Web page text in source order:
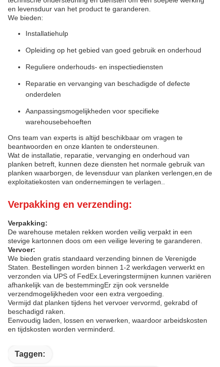
en levensduur van het product te garanderen.
We bieden:
Installatiehulp
Opleiding op het gebied van goed gebruik en onderhoud
Reguliere onderhouds- en inspectiediensten
Reparatie en vervanging van beschadigde of defecte
onderdelen
Aanpassingsmogelijkheden voor specifieke
warehousebehoeften
Ons team van experts is altijd beschikbaar om vragen te
beantwoorden en onze klanten te ondersteunen.
Wat de installatie, reparatie, vervanging en onderhoud van
planken betreft, kunnen deze diensten het normale gebruik van
planken waarborgen, de levensduur van planken verlengen,en de
exploitatiekosten van ondernemingen te verlagen..
Verpakking en verzending:
Verpakking:
De warehouse metalen rekken worden veilig verpakt in een
stevige kartonnen doos om een veilige levering te garanderen.
Vervoer:
We bieden gratis standaard verzending binnen de Verenigde
Staten. Bestellingen worden binnen 1-2 werkdagen verwerkt en
verzonden via UPS of FedEx.Leveringstermijnen kunnen variëren
afhankelijk van de bestemmingEr zijn ook versnelde
verzendmogelijkheden voor een extra vergoeding.
Vermijd dat planken tijdens het vervoer vervormd, gekrabd of
beschadigd raken.
Eenvoudig laden, lossen en verwerken, waardoor arbeidskosten
en tijdskosten worden verminderd.
Taggen: